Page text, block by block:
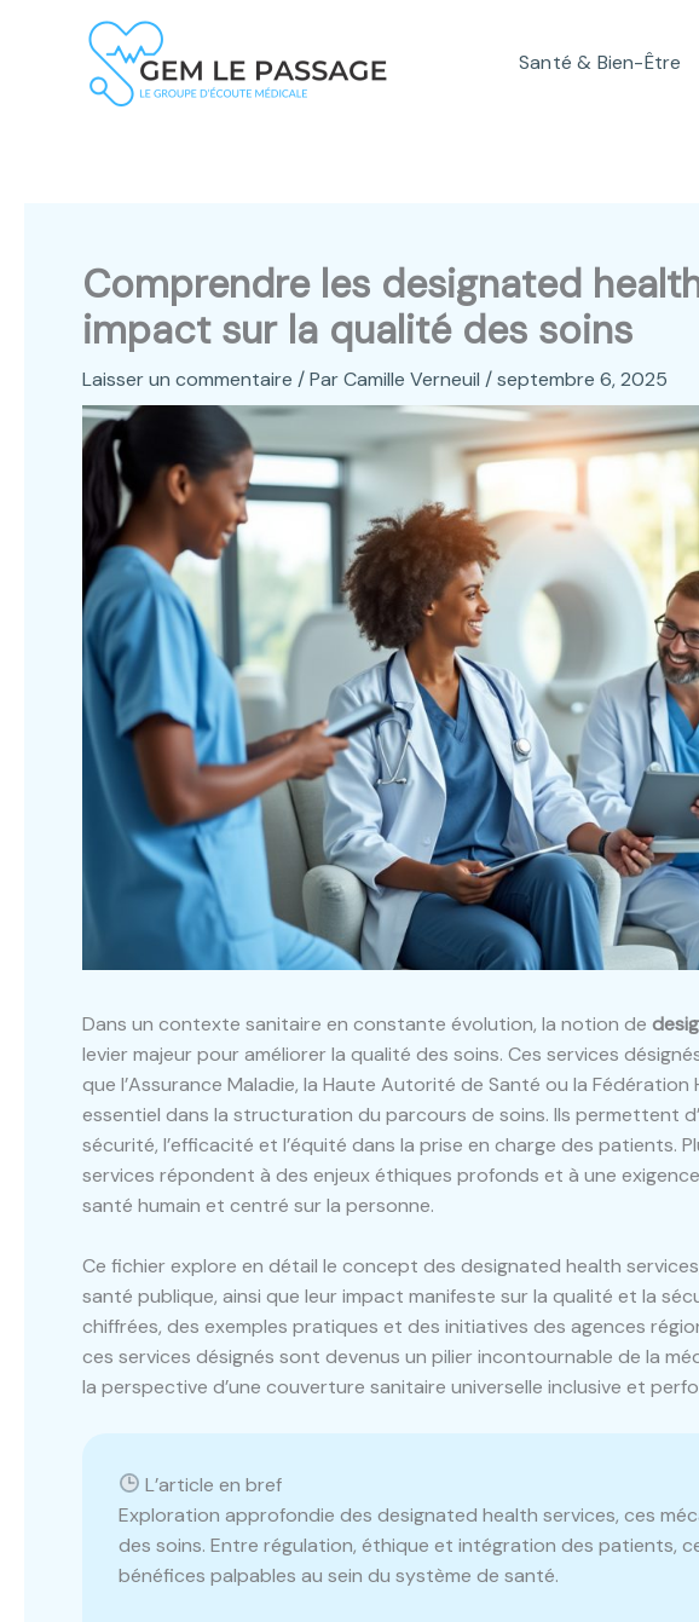
Santé & Bien-Être
Comprendre les designated
impact sur la qualité des soins
Laisser un commentaire / ParCamille Verneuil /septembre 6, 2025
Dans un contexte sanitaire en constante évolution, la notion de
levier majeur pour améliorer la qualité des soins. Ces services
que l’Assurance Maladie, la Haute Autorité de Santé ou la
essentiel dans la structuration du parcours de soins. Ils permettent
sécurité, l’efficacité et l’équité dans la prise en charge des patients.
services répondent à des enjeux éthiques profonds et à une
santé humain et centré sur la personne.
Ce fichier explore en détail le concept des designated health
santé publique, ainsi que leur impact manifeste sur la qualité et la
chiffrées, des exemples pratiques et des initiatives des agences
ces services désignés sont devenus un pilier incontournable de la
la perspective d’une couverture sanitaire universelle inclusive et
L’article en bref
Exploration approfondie des designated health services, ces
des soins. Entre régulation, éthique et intégration des patients,
bénéfices palpables au sein du système de santé.